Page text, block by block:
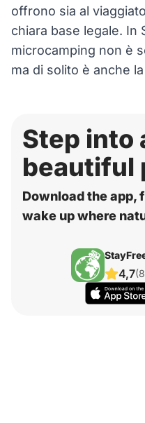
offrono sia al
chiara base legale. In
microcamping non è
ma di solito è anche
Step into
beautiful
Download the app,
wake up where
4,7